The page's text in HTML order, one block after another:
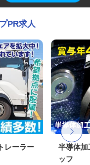
PR求人
レーラー
半導体加
ッフ